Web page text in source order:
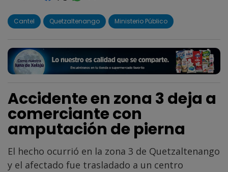
Cantel Quetzaltenango Ministerio Público
Accidente en zona 3 deja a
comerciante con
amputación de pierna
El hecho ocurrió en la zona 3 de Quetzaltenango
y el afectado fue trasladado a un centro